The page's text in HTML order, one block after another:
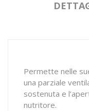
Permette nelle
una parziale
sostenuta e
nutritore.